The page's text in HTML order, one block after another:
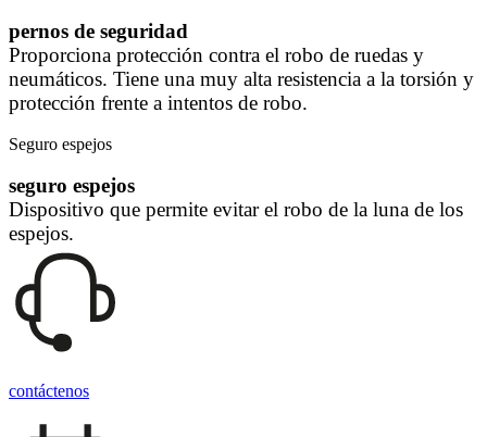
pernos de seguridad
Proporciona protección contra el robo de ruedas y
neumáticos. Tiene una muy alta resistencia a la torsión y
protección frente a intentos de robo.
Seguro espejos
seguro espejos
Dispositivo que permite evitar el robo de la luna de los
espejos.
contáctenos